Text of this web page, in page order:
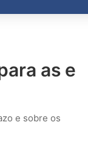
as e
e sobre os